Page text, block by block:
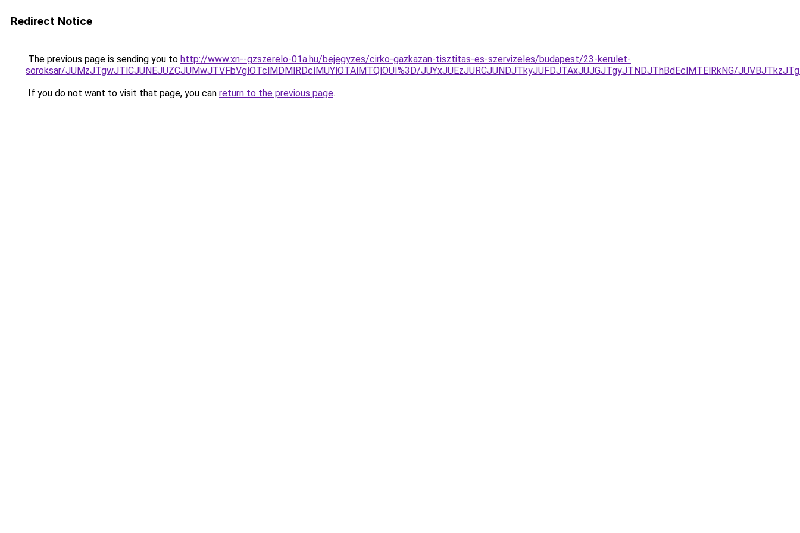
Redirect Notice
The previous page is sending you to http://www.xn--gzszerelo-01a.hu/bejegyzes/cirko-gazkazan-tisztitas-es-szervizeles/budapest/23-kerulet-
soroksar/JUMzJTgwJTlCJUNEJUZCJUMwJTVFbVglOTclMDMlRDclMUYlOTAlMTQlOUI%3D/JUYxJUEzJURCJUNDJTkyJUFDJTAxJUJGJTgyJTNDJThBdEclMTElRkNG/
If you do not want to visit that page, you can return to the previous page.